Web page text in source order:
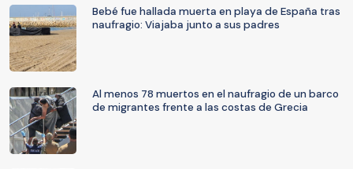
Bebé fue hallada muerta en playa de España tras
naufragio: Viajaba junto a sus padres
Al menos 78 muertos en el naufragio de un barco
de migrantes frente a las costas de Grecia